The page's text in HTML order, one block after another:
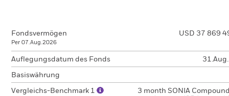
Fondsvermögen
Per 07.Aug.2026
USD 37 869
Auflegungsdatum des Fonds
Basiswährung
Vergleichs-Benchmark 1
3 month SONIA